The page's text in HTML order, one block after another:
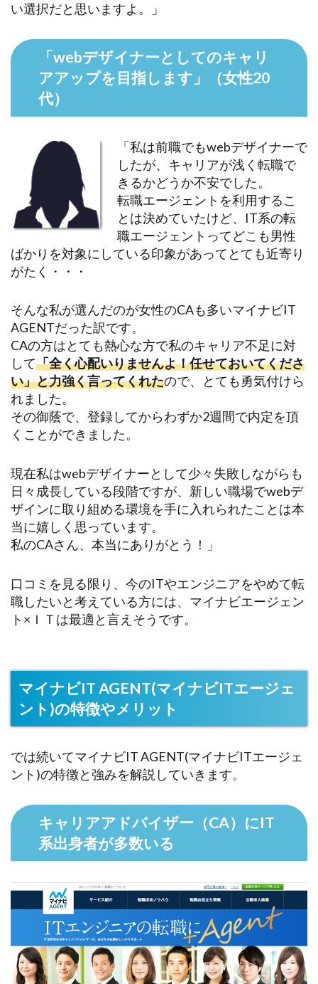
い選択だと思いますよ。」
「webデザイナーとしてのキャリ
アアップを目指します」（女性20
代）
「私は前職でもwebデザイナーで
したが、キャリアが浅く転職で
きるかどうか不安でした。
転職エージェントを利用するこ
とは決めていたけど、IT系の転
職エージェントってどこも男性
ばかりを対象にしている印象があってとても近寄り
がたく・・・
そんな私が選んだのが女性のCAも多いマイナビIT
AGENTだった訳です。
CAの方はとても熱心な方で私のキャリア不足に対
して「全く心配いりませんよ！任せておいてくださ
い」と力強く言ってくれたので、とても勇気付けら
れました。
その御蔭で、登録してからわずか2週間で内定を頂
くことができました。
現在私はwebデザイナーとして少々失敗しながらも
日々成長している段階ですが、新しい職場でwebデ
ザインに取り組める環境を手に入れられたことは本
当に嬉しく思っています。
私のCAさん、本当にありがとう！」
口コミを見る限り、今のITやエンジニアをやめて転
職したいと考えている方には、マイナビエージェン
ト×ＩＴは最適と言えそうです。
マイナビIT AGENT(マイナビITエージェ
ント)の特徴やメリット
では続いてマイナビIT AGENT(マイナビITエージェ
ント)の特徴と強みを解説していきます。
キャリアアドバイザー（CA）にIT
系出身者が多数いる